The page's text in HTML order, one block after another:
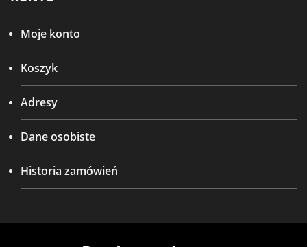
Moje konto
Koszyk
Adresy
Dane osobiste
Historia zamówień